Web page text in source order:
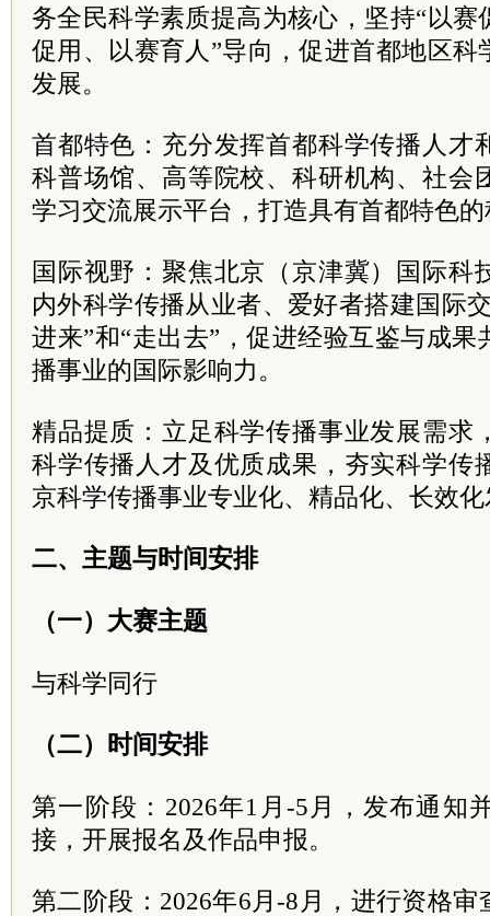
务全民科学素质提高为核心，坚持“以
促用、以赛育人”导向，促进首都地区
发展。
首都特色：充分发挥首都科学传播人才
科普场馆、高等院校、科研机构、社会
学习交流展示平台，打造具有首都特色
国际视野：聚焦北京（京津冀）国际科
内外科学传播从业者、爱好者搭建国际
进来”和“走出去”，促进经验互鉴与成
播事业的国际影响力。
精品提质：立足科学传播事业发展需求
科学传播人才及优质成果，夯实科学传
京科学传播事业专业化、精品化、长效
二、主题与时间安排
（一）大赛主题
与科学同行
（二）时间安排
第一阶段：2026年1月-5月，发布通知
接，开展报名及作品申报。
第二阶段：2026年6月-8月，进行资格